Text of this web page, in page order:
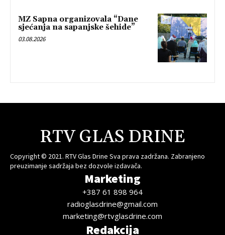
MZ Sapna organizovala “Dane
sjećanja na sapanjske šehide”
03.08.2026
RTV GLAS DRINE
Copyright © 2021. RTV Glas Drine Sva prava zadržana. Zabranjeno
preuzimanje sadržaja bez dozvole izdavača.
Marketing
+387 61 898 964
radioglasdrine@gmail.com
marketing@rtvglasdrine.com
Redakcija